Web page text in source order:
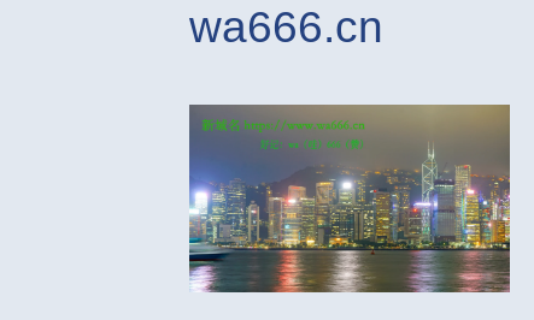
wa666.cn